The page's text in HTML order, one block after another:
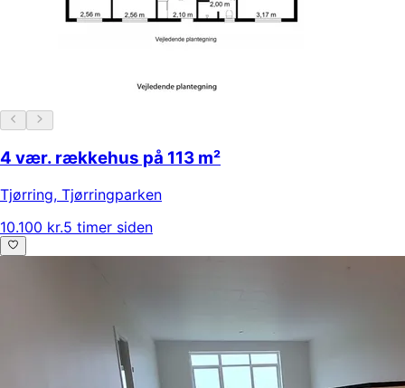
4 vær. rækkehus på 113 m²
Tjørring, Tjørringparken
10.100 kr.5 timer siden